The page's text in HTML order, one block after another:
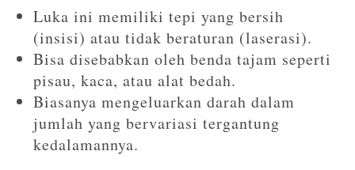
Luka ini memiliki tepi yang bersih
(insisi) atau tidak beraturan (laserasi).
Bisa disebabkan oleh benda tajam seperti
pisau, kaca, atau alat bedah.
Biasanya mengeluarkan darah dalam
jumlah yang bervariasi tergantung
kedalamannya.